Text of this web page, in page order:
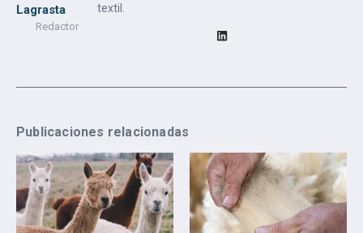
Lagrasta
Redactor
textil.
Publicaciones relacionadas